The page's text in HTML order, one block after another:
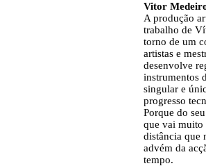
Vitor
A produção
trabalho de
torno de um
artistas e
desenvolve
instrumentos
singular e
progresso
Porque do
que vai muito
distância que
advém da
tempo.